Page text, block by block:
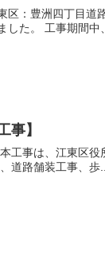
：豊洲四丁目道
た。 工事期間中
事】
工事は、江東区
道路舗装工事、歩...